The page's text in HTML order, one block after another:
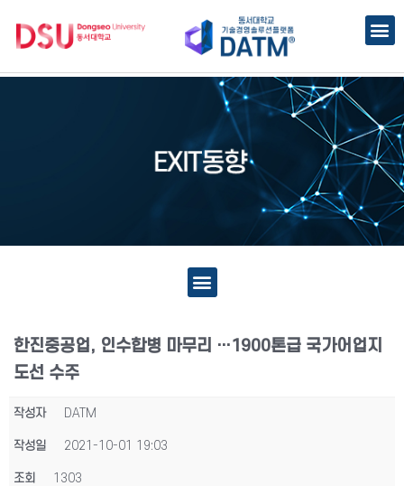
한진중공업, 인수합병 마무리 …1900톤급 국가어업지
도선 수주
작성자 DATM
작성일 2021-10-01 19:03
조회 1303